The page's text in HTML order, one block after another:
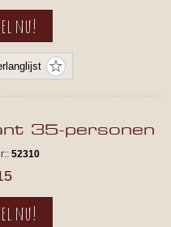
35-personen
52310